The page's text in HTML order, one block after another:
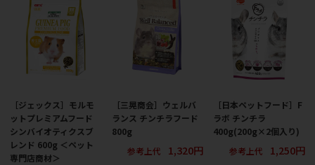
［ジェックス］モルモ
ットプレミアムフード
シンバイオティクスブ
レンド 600g ＜ペット
専門店商材＞
［三晃商会］ウェルバ
ランス チンチラフード
800g
参考上代
1,320円
［日本ペットフード］F
ラボ チンチラ
400g(200g×2個入り)
参考上代
1,250円